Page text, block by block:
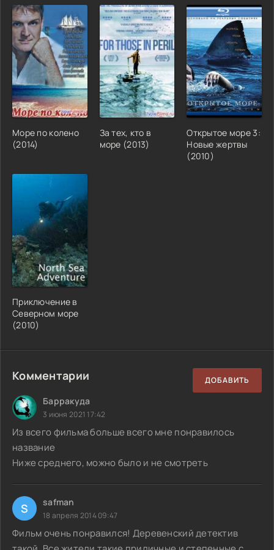
Море по колено
(2014)
За тех, кто в
море (2013)
Открытое море 3:
Новые жертвы
(2010)
Приключение в
Северном море
(2010)
Комментарии ДОБАВИТЬ
Барракуда
3 июня 2021 17:42
Из всего фильма больше всего мне понравилось
название
Ниже среднего, можно было и не смотреть
S safman
18 апреля 2014 09:47
Фильм очень понравился! Деревенский детектив